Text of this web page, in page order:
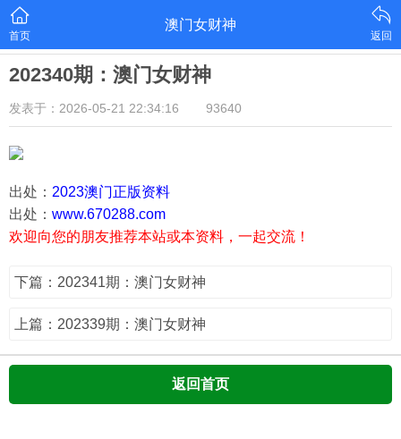
首页
澳门女财神
返回
202340期：澳门女财神
发表于：2026-05-21 22:34:16 93640
出处： 2023澳门正版资料
出处： www.670288.com
欢迎向您的朋友推荐本站或本资料，一起交流！
下篇：202341期：澳门女财神
上篇：202339期：澳门女财神
返回首页